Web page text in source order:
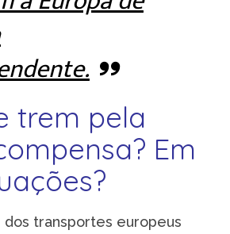
trem pela
Em
transportes europeus